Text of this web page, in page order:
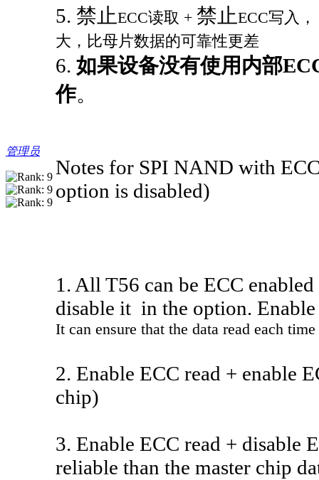
管理员
5. 禁止ECC读取 + 禁止ECC写入
大，比母片数据的可靠性更差
6. 如果设备没有使用内部
作。
Notes for SPI NAND with
option is disabled)
1. All T56 can be ECC
disable it in the option.
It can ensure that the data read each
2. Enable ECC read + enable
chip)
3. Enable ECC read + disable
reliable than the master chip